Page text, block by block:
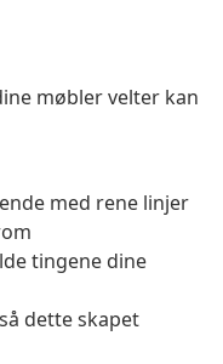
møbler velter kan
med rene linjer
tingene dine
dette skapet